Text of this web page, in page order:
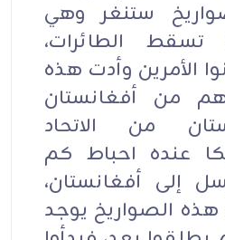
ستنغر وهي
تسقط الطائرات،
الأمرين وأدت هذه
من أفغانستان
من الاتحاد
عنده احباط كم
إلى أفغانستان،
الصواريخ يوجد